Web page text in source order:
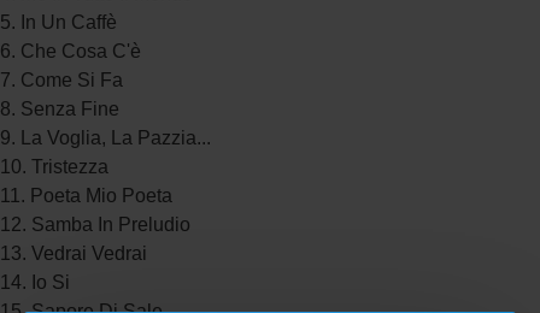
5. In Un Caffè
6. Che Cosa C'è
7. Come Si Fa
8. Senza Fine
9. La Voglia, La Pazzia...
10. Tristezza
11. Poeta Mio Poeta
12. Samba In Preludio
13. Vedrai Vedrai
14. Io Si